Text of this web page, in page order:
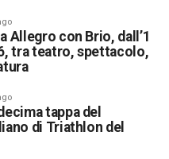
Allegro con Brio, dall’1
tra teatro, spettacolo,
tappa del
di Triathlon del